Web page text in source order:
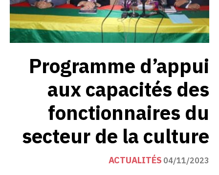
Programme d’appui
aux capacités des
fonctionnaires du
secteur de la culture
ACTUALITÉS 04/11/2023